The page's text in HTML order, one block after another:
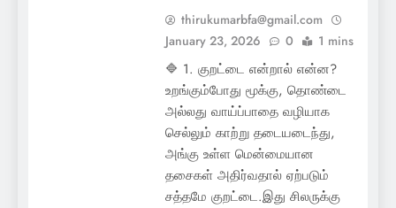
thirukumarbfa@gmail.com
January 23, 2026
0 1 mins
🔷 1. குறட்டை என்றால் என்ன?
உறங்கும்போது மூக்கு, தொண்டை
அல்லது வாய்ப்பாதை வழியாக
செல்லும் காற்று தடையடைந்து,
அங்கு உள்ள மென்மையான
தசைகள் அதிர்வதால் ஏற்படும்
சத்தமே குறட்டை.இது சிலருக்கு